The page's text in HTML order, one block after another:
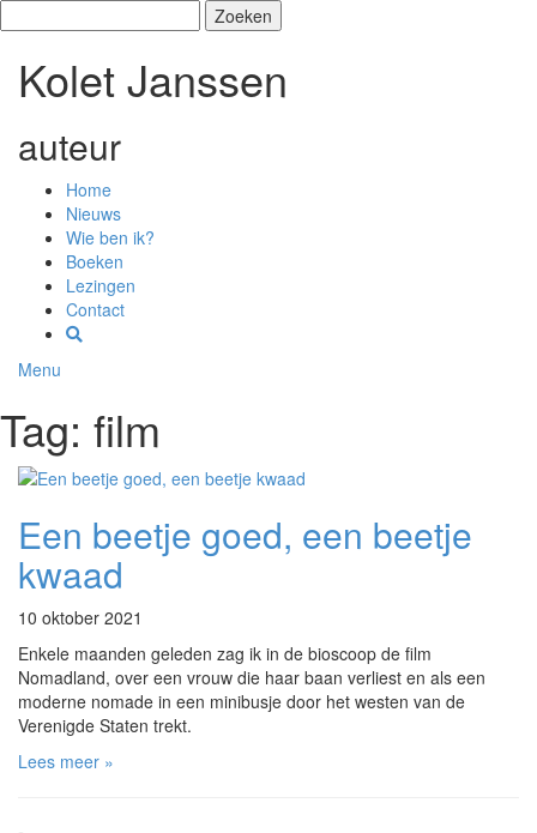
naar:
Kolet Janssen
auteur
Home
Nieuws
Wie ben ik?
Boeken
Lezingen
Contact
Menu
Tag: film
Een beetje goed, een beetje
kwaad
10 oktober 2021
Enkele maanden geleden zag ik in de bioscoop de film
Nomadland, over een vrouw die haar baan verliest en als een
moderne nomade in een minibusje door het westen van de
Verenigde Staten trekt.
Lees meer »